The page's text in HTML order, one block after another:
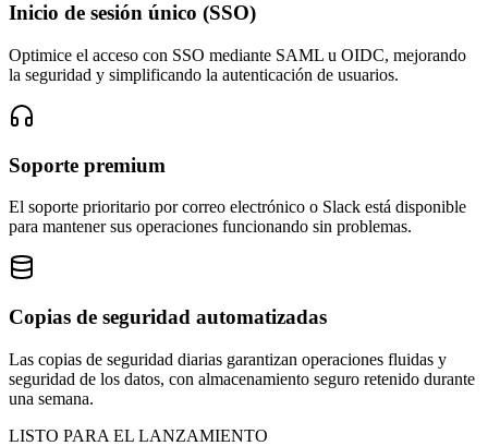
Inicio de sesión único (SSO)
Optimice el acceso con SSO mediante SAML u OIDC, mejorando
la seguridad y simplificando la autenticación de usuarios.
Soporte premium
El soporte prioritario por correo electrónico o Slack está disponible
para mantener sus operaciones funcionando sin problemas.
Copias de seguridad automatizadas
Las copias de seguridad diarias garantizan operaciones fluidas y
seguridad de los datos, con almacenamiento seguro retenido durante
una semana.
LISTO PARA EL LANZAMIENTO